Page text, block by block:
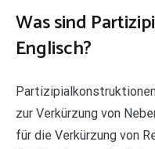
Was sind
Englisch?
zur Verkürzung von
für die Verkürzung von